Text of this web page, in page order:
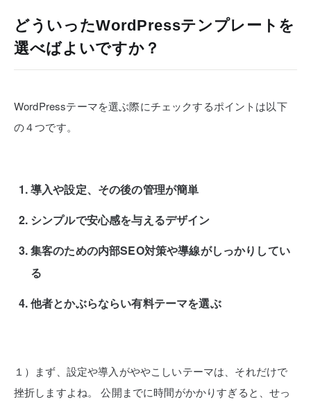
どういったWordPressテンプレートを
選べばよいですか？
WordPressテーマを選ぶ際にチェックするポイントは以下
の４つです。
導入や設定、その後の管理が簡単
シンプルで安心感を与えるデザイン
集客のための内部SEO対策や導線がしっかりしてい
る
他者とかぶらならい有料テーマを選ぶ
１）まず、設定や導入がややこしいテーマは、それだけで
挫折しますよね。
公開までに時間がかかりすぎると、せっ